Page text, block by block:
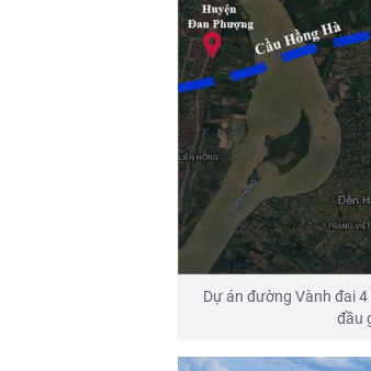
Dự án đường Vành đai
đầu